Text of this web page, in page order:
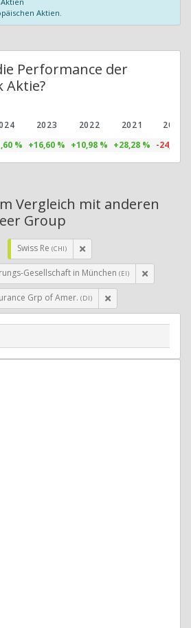
Aktien.
Performance der
Aktie?
2023 2022 2021
2020
% +16,60 % +10,98 % +28,28 % -24,38 %
Vergleich mit anderen
Group
Swiss Re (CHI)
Gesellschaft in München (EI)
Grp of Amer. (DI)